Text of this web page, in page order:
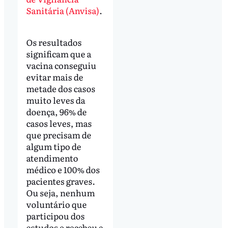
Sanitária (Anvisa).
Os resultados
significam que a
vacina conseguiu
evitar mais de
metade dos casos
muito leves da
doença, 96% de
casos leves, mas
que precisam de
algum tipo de
atendimento
médico e 100% dos
pacientes graves.
Ou seja, nenhum
voluntário que
participou dos